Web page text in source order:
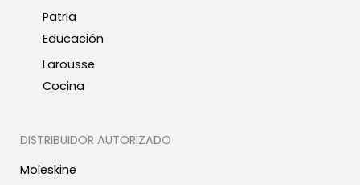
Patria
Educación
Larousse
Cocina
DISTRIBUIDOR AUTORIZADO
Moleskine